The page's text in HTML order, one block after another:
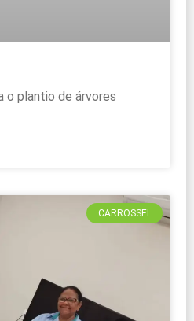
o plantio de árvores
CARROSSEL